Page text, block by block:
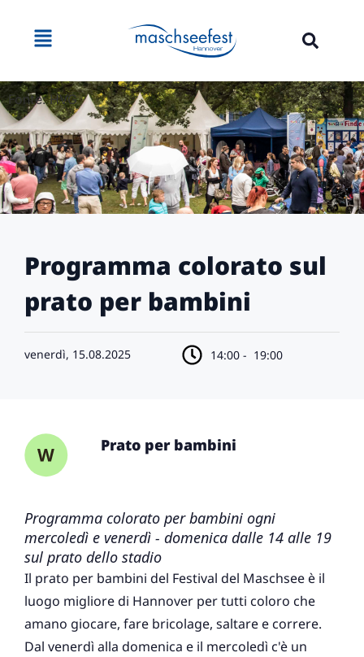
Fonte: HVG
Programma colorato sul
prato per bambini
venerdì, 15.08.2025 14:00 - 19:00
Prato per bambini
Programma colorato per bambini ogni
mercoledì e venerdì - domenica dalle 14 alle 19
sul prato dello stadio
Il prato per bambini del Festival del Maschsee è il
luogo migliore di Hannover per tutti coloro che
amano giocare, fare bricolage, saltare e correre.
Dal venerdì alla domenica e il mercoledì c'è un